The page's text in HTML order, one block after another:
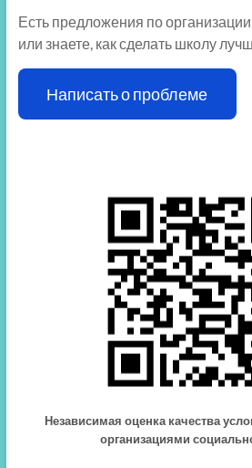
Есть предложения по
или знаете, как сделать школу
Написать о проблеме
Независимая оценка качества
организациями